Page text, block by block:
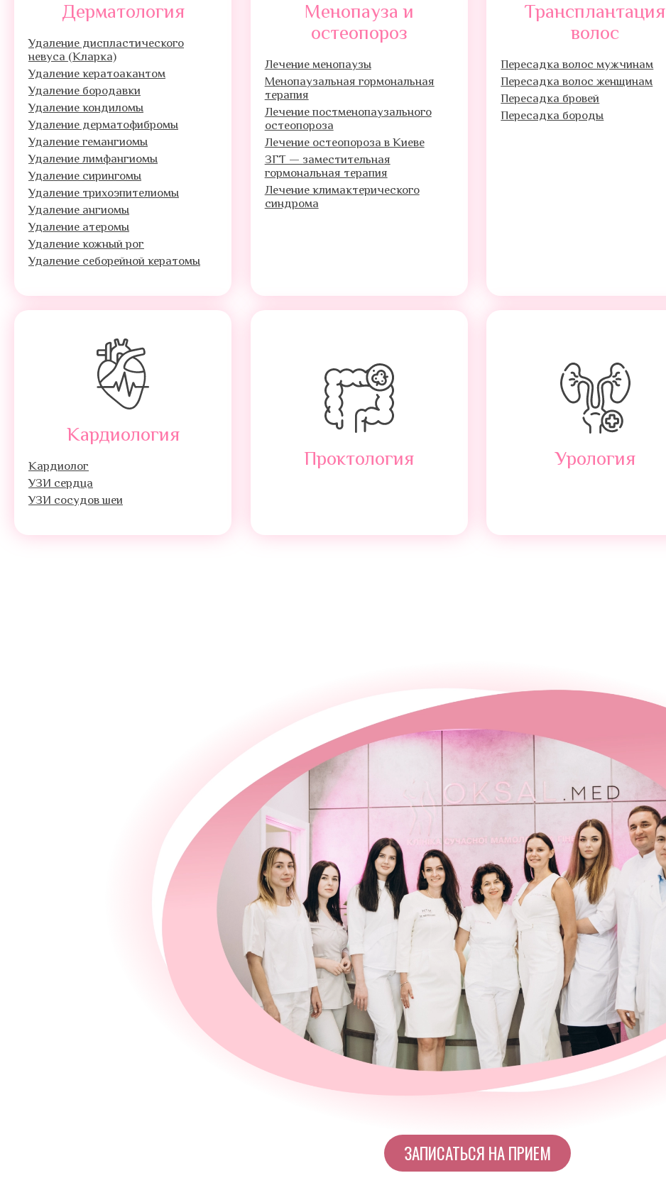
Дерматология
Удаление диспластического
невуса (Кларка)
Удаление кератоакантом
Удаление бородавки
Удаление кондиломы
Удаление дерматофибромы
Удаление гемангиомы
Удаление лимфангиомы
Удаление сирингомы
Удаление трихоэпителиомы
Удаление ангиомы
Удаление атеромы
Удаление кожный рог
Удаление себорейной кератомы
Менопауза и
остеопороз
Лечение менопаузы
Менопаузальная гормональная
терапия
Лечение постменопаузального
остеопороза
Лечение остеопороза в Киеве
ЗГТ — заместительная
гормональная терапия
Лечение климактерического
синдрома
Трансплантация
волос
Пересадка волос мужчинам
Пересадка волос женщинам
Пересадка бровей
Пересадка бороды
Кардиология
Кардиолог
УЗИ сердца
УЗИ сосудов шеи
Проктология Урология
ЗАПИСАТЬСЯ НА ПРИЕМ